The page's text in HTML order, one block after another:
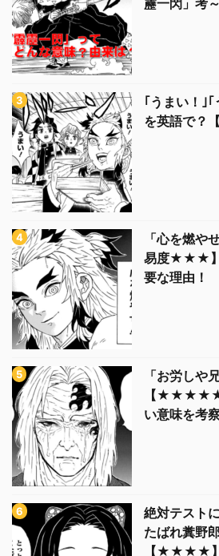
｢うまい！｣
を英語で？
「心を燃や
易度★★★】
要な理由！
「お労しや
【★★★★★
い意味を考
絶対テスト
たばれ糞野
【★★★★】